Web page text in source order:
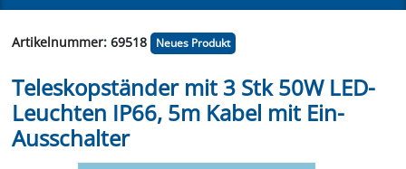
Artikelnummer: 69518 Neues Produkt
Teleskopständer mit 3 Stk 50W LED-
Leuchten IP66, 5m Kabel mit Ein-
Ausschalter